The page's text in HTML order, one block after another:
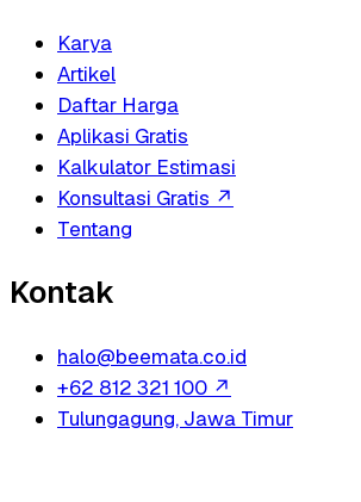
Karya
Artikel
Daftar Harga
Aplikasi Gratis
Kalkulator Estimasi
Konsultasi Gratis ↗
Tentang
Kontak
halo@beemata.co.id
+62 812 321 100 ↗
Tulungagung, Jawa Timur